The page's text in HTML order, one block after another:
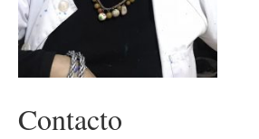
Ser Andart
NOTICIAS
Noticias antiguas
Contacto